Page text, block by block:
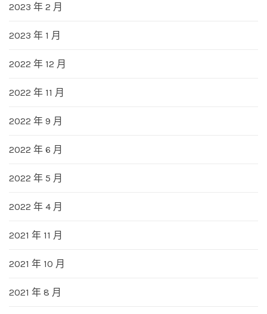
2023 年 2 月
2023 年 1 月
2022 年 12 月
2022 年 11 月
2022 年 9 月
2022 年 6 月
2022 年 5 月
2022 年 4 月
2021 年 11 月
2021 年 10 月
2021 年 8 月